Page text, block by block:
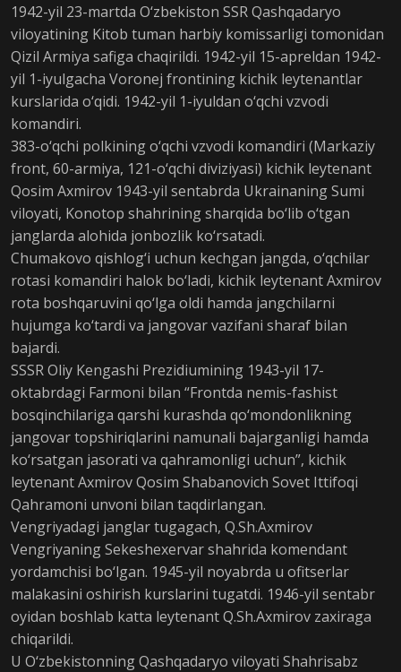
1942-yil 23-martda O‘zbekiston SSR Qashqadaryo
viloyatining Kitob tuman harbiy komissarligi tomonidan
Qizil Armiya safiga chaqirildi. 1942-yil 15-apreldan 1942-
yil 1-iyulgacha Voronej frontining kichik leytenantlar
kurslarida o‘qidi. 1942-yil 1-iyuldan o‘qchi vzvodi
komandiri.
383-o‘qchi polkining o‘qchi vzvodi komandiri (Markaziy
front, 60-armiya, 121-o‘qchi diviziyasi) kichik leytenant
Qosim Axmirov 1943-yil sentabrda Ukrainaning Sumi
viloyati, Konotop shahrining sharqida bo‘lib o‘tgan
janglarda alohida jonbozlik ko‘rsatadi.
Chumakovo qishlog‘i uchun kechgan jangda, o‘qchilar
rotasi komandiri halok bo‘ladi, kichik leytenant Axmirov
rota boshqaruvini qo‘lga oldi hamda jangchilarni
hujumga ko‘tardi va jangovar vazifani sharaf bilan
bajardi.
SSSR Oliy Kengashi Prezidiumining 1943-yil 17-
oktabrdagi Farmoni bilan “Frontda nemis-fashist
bosqinchilariga qarshi kurashda qo‘mondonlikning
jangovar topshiriqlarini namunali bajarganligi hamda
ko‘rsatgan jasorati va qahramonligi uchun”, kichik
leytenant Axmirov Qosim Shabanovich Sovet Ittifoqi
Qahramoni unvoni bilan taqdirlangan.
Vengriyadagi janglar tugagach, Q.Sh.Axmirov
Vengriyaning Sekeshexervar shahrida komendant
yordamchisi bo‘lgan. 1945-yil noyabrda u ofitserlar
malakasini oshirish kurslarini tugatdi. 1946-yil sentabr
oyidan boshlab katta leytenant Q.Sh.Axmirov zaxiraga
chiqarildi.
U O‘zbekistonning Qashqadaryo viloyati Shahrisabz